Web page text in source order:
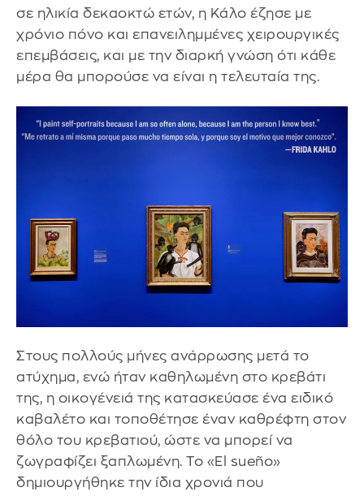
σε ηλικία δεκαοκτώ ετών, η Κάλο έζησε με
χρόνιο πόνο και επανειλημμένες χειρουργικές
επεμβάσεις, και με την διαρκή γνώση ότι κάθε
μέρα θα μπορούσε να είναι η τελευταία της.
Στους πολλούς μήνες ανάρρωσης μετά το
ατύχημα, ενώ ήταν καθηλωμένη στο κρεβάτι
της, η οικογένειά της κατασκεύασε ένα ειδικό
καβαλέτο και τοποθέτησε έναν καθρέφτη στον
θόλο του κρεβατιού, ώστε να μπορεί να
ζωγραφίζει ξαπλωμένη. Το «El sueño»
δημιουργήθηκε την ίδια χρονιά που